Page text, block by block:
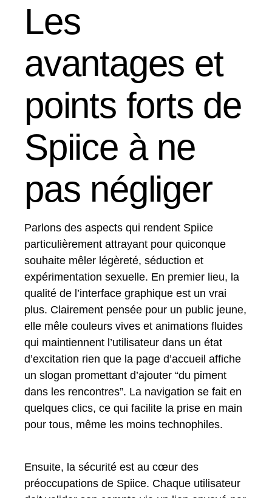
Les
avantages et
points forts de
Spiice à ne
pas négliger
Parlons des aspects qui rendent Spiice
particulièrement attrayant pour quiconque
souhaite mêler légèreté, séduction et
expérimentation sexuelle. En premier lieu, la
qualité de l’interface graphique est un vrai
plus. Clairement pensée pour un public jeune,
elle mêle couleurs vives et animations fluides
qui maintiennent l’utilisateur dans un état
d’excitation rien que la page d’accueil affiche
un slogan promettant d’ajouter “du piment
dans les rencontres”. La navigation se fait en
quelques clics, ce qui facilite la prise en main
pour tous, même les moins technophiles.
Ensuite, la sécurité est au cœur des
préoccupations de Spiice. Chaque utilisateur